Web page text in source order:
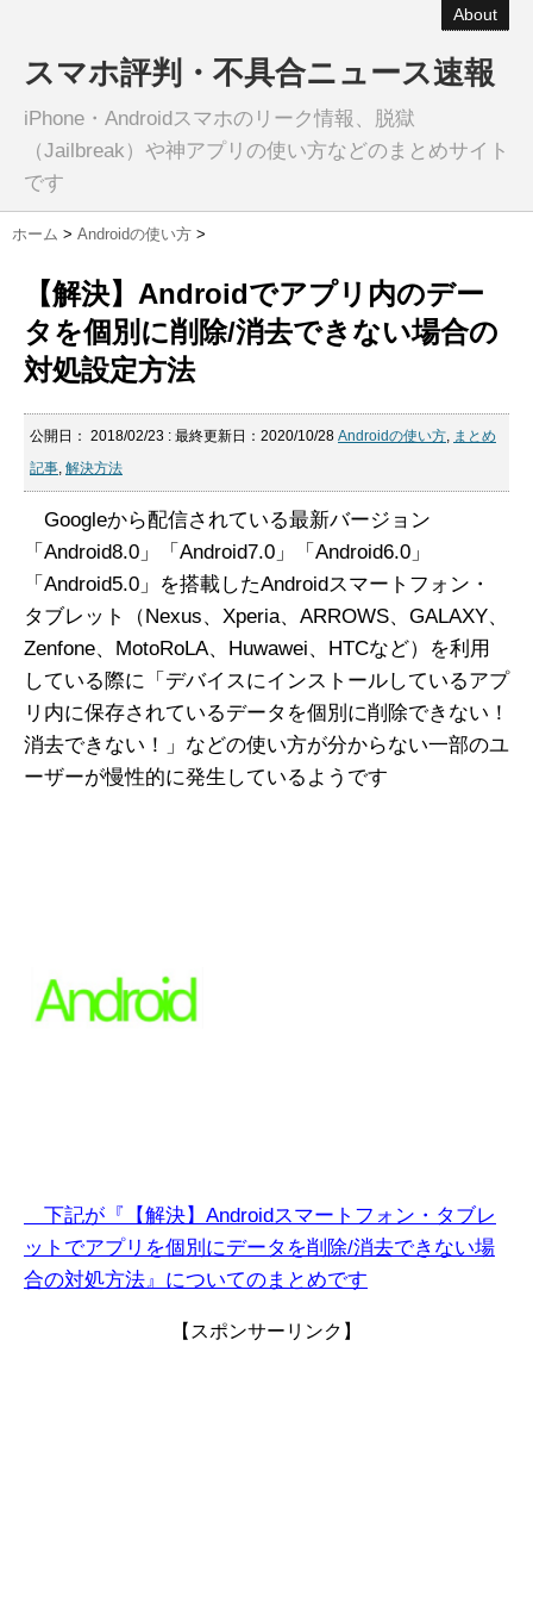
About
スマホ評判・不具合ニュース速報
iPhone・Androidスマホのリーク情報、脱獄
（Jailbreak）や神アプリの使い方などのまとめサイト
です
ホーム > Androidの使い方 >
【解決】Androidでアプリ内のデー
タを個別に削除/消去できない場合の
対処設定方法
公開日： 2018/02/23 : 最終更新日：2020/10/28 Androidの使い方, まとめ
記事, 解決方法
Googleから配信されている最新バージョン
「Android8.0」「Android7.0」「Android6.0」
「Android5.0」を搭載したAndroidスマートフォン・
タブレット（Nexus、Xperia、ARROWS、GALAXY、
Zenfone、MotoRoLA、Huwawei、HTCなど）を利用
している際に「デバイスにインストールしているアプ
リ内に保存されているデータを個別に削除できない！
消去できない！」などの使い方が分からない一部のユ
ーザーが慢性的に発生しているようです
下記が『【解決】Androidスマートフォン・タブレ
ットでアプリを個別にデータを削除/消去できない場
合の対処方法』についてのまとめです
【スポンサーリンク】